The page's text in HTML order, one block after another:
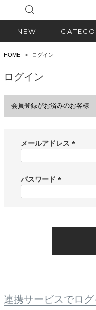
NEW
HOME ログイン
ログイン
会員登録がお済みのお客様
メールアドレス
)
パスワード
連携サービスでロ